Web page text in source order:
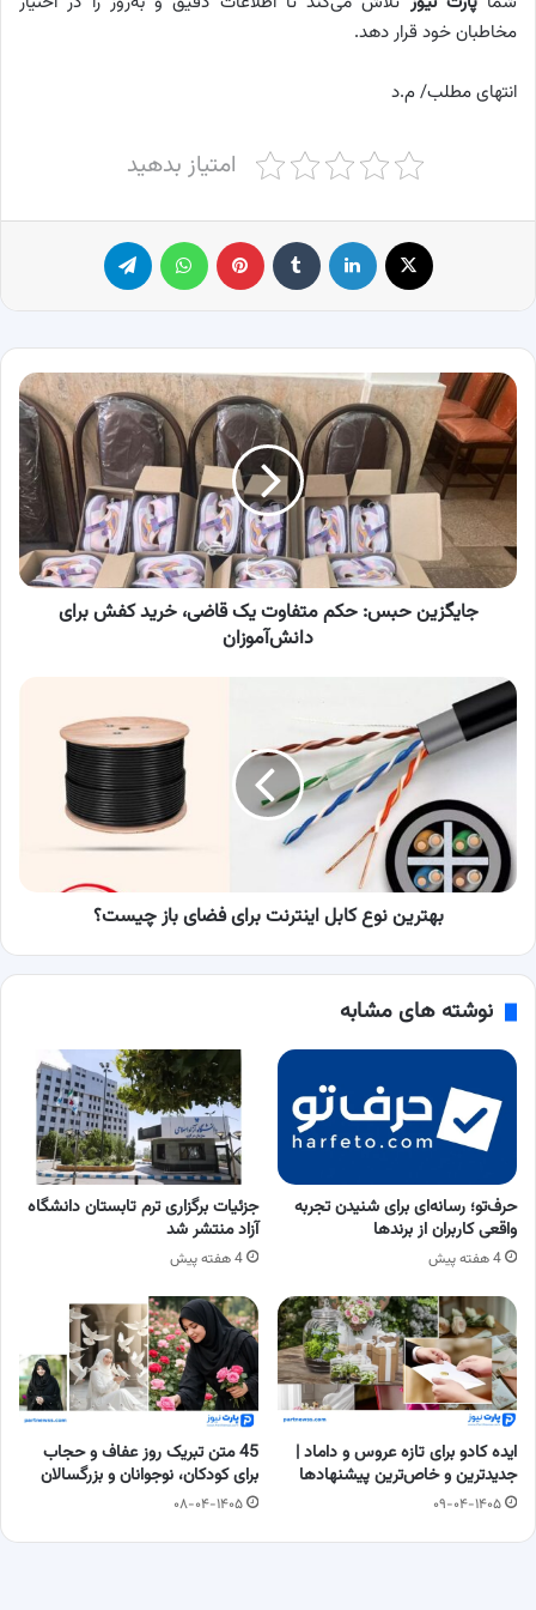
مخاطبان خود قرار دهد.
انتهای مطلب/ م.د
امتیاز بدهید
لینکدین ‫تامبلر پینترست
جایگزین
حبس:
حکم
متفاوت
یک
قاضی، خرید
کفش
برای
دانش‌آموزان
جایگزین حبس: حکم متفاوت یک قاضی، خرید کفش برای
دانش‌آموزان
بهترین
نوع
کابل
اینترنت
فضای
باز
چیست؟
بهترین نوع کابل اینترنت برای فضای باز چیست؟
نوشته های مشابه
حرف‌تو؛ رسانه‌ای برای شنیدن تجربه
واقعی کاربران از برندها
4 هفته پیش
جزئیات برگزاری ترم تابستان دانشگاه
آزاد منتشر شد
4 هفته پیش
ایده کادو برای تازه عروس و داماد |
جدیدترین و خاص‌ترین پیشنهادها
۰۹-۰۴-۱۴۰۵
45 متن تبریک روز عفاف و حجاب
برای کودکان، نوجوانان و بزرگسالان
۰۸-۰۴-۱۴۰۵